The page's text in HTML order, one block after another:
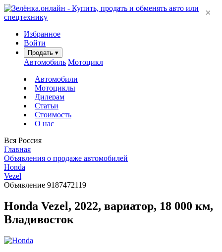
Избранное
Войти
Продать ▾
Автомобиль Мотоцикл
Автомобили
Мотоциклы
Дилерам
Статьи
Стоимость
О нас
Вся Россия
Главная
Объявления о продаже автомобилей
Honda
Vezel
Объявление 9187472119
Honda Vezel, 2022, вариатор, 18 000 км,
Владивосток
×